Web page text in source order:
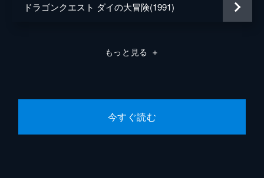
ドラゴンクエスト ダイの大冒険(1991)
もっと見る ＋
今すぐ読む